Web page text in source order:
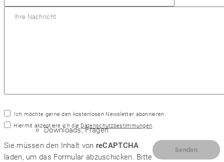
VR-Werkstatt der Zukunft
Downloads, Fragen
Ich möchte gerne den kostenlosen Newsletter abonnieren
Hiermit akzeptiere ich die Datenschutzbestimmungen.
Sie müssen den Inhalt von reCAPTCHA
laden, um das Formular abzuschicken. Bitte